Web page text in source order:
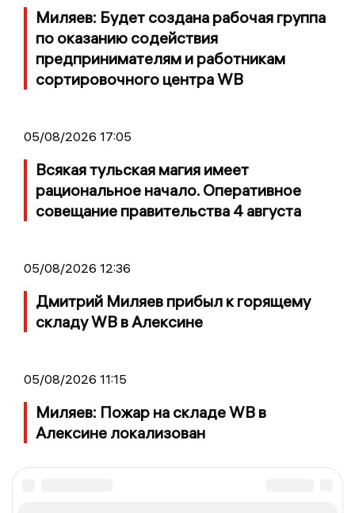
Миляев: Будет создана рабочая группа
по оказанию содействия
предпринимателям и работникам
сортировочного центра WB
05/08/2026 17:05
Всякая тульская магия имеет
рациональное начало. Оперативное
совещание правительства 4 августа
05/08/2026 12:36
Дмитрий Миляев прибыл к горящему
складу WB в Алексине
05/08/2026 11:15
Миляев: Пожар на складе WB в
Алексине локализован